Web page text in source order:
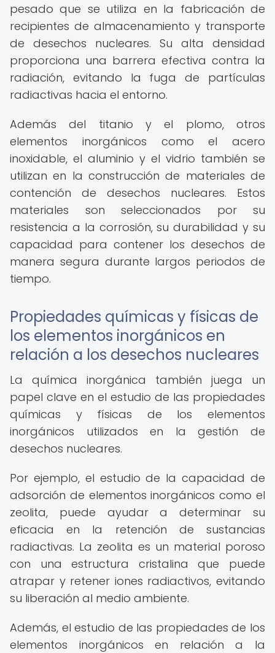
pesado que se utiliza en la fabricación de
recipientes de almacenamiento y transporte
de desechos nucleares. Su alta densidad
proporciona una barrera efectiva contra la
radiación, evitando la fuga de partículas
radiactivas hacia el entorno.
Además del titanio y el plomo, otros
elementos inorgánicos como el acero
inoxidable, el aluminio y el vidrio también se
utilizan en la construcción de materiales de
contención de desechos nucleares. Estos
materiales son seleccionados por su
resistencia a la corrosión, su durabilidad y su
capacidad para contener los desechos de
manera segura durante largos periodos de
tiempo.
Propiedades químicas y físicas de
los elementos inorgánicos en
relación a los desechos nucleares
La química inorgánica también juega un
papel clave en el estudio de las propiedades
químicas y físicas de los elementos
inorgánicos utilizados en la gestión de
desechos nucleares.
Por ejemplo, el estudio de la capacidad de
adsorción de elementos inorgánicos como el
zeolita, puede ayudar a determinar su
eficacia en la retención de sustancias
radiactivas. La zeolita es un material poroso
con una estructura cristalina que puede
atrapar y retener iones radiactivos, evitando
su liberación al medio ambiente.
Además, el estudio de las propiedades de los
elementos inorgánicos en relación a la